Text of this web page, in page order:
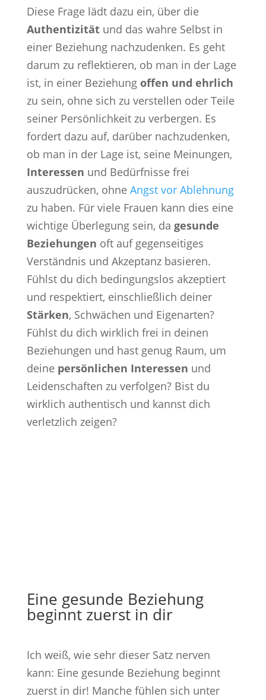
Diese Frage lädt dazu ein, über die
Authentizität und das wahre Selbst in
einer Beziehung nachzudenken. Es geht
darum zu reflektieren, ob man in der Lage
ist, in einer Beziehung offen und ehrlich
zu sein, ohne sich zu verstellen oder Teile
seiner Persönlichkeit zu verbergen. Es
fordert dazu auf, darüber nachzudenken,
ob man in der Lage ist, seine Meinungen,
Interessen und Bedürfnisse frei
auszudrücken, ohne Angst vor Ablehnung
zu haben. Für viele Frauen kann dies eine
wichtige Überlegung sein, da gesunde
Beziehungen oft auf gegenseitiges
Verständnis und Akzeptanz basieren.
Fühlst du dich bedingungslos akzeptiert
und respektiert, einschließlich deiner
Stärken, Schwächen und Eigenarten?
Fühlst du dich wirklich frei in deinen
Beziehungen und hast genug Raum, um
deine persönlichen Interessen und
Leidenschaften zu verfolgen? Bist du
wirklich authentisch und kannst dich
verletzlich zeigen?
Eine gesunde Beziehung
beginnt zuerst in dir
Ich weiß, wie sehr dieser Satz nerven
kann: Eine gesunde Beziehung beginnt
zuerst in dir! Manche fühlen sich unter